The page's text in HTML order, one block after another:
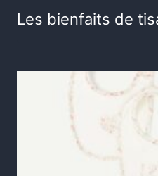
Les bienfaits de